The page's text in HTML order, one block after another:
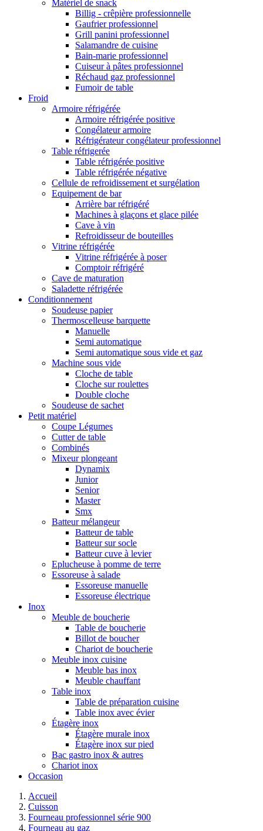
Matériel de snack
Billig - crêpière professionnelle
Gaufrier professionnel
Grill panini professionnel
Salamandre de cuisine
Bain-marie professionnel
Cuiseur à pâtes professionnel
Réchaud gaz professionnel
Fumoir de table
Froid
Armoire réfrigérée
Armoire réfrigérée positive
Congélateur armoire
Réfrigérateur congélateur professionnel
Table réfrigerée
Table réfrigérée positive
Table réfrigérée négative
Cellule de refroidissement et surgélation
Equipement de bar
Arrière bar réfrigéré
Machines à glaçons et glace pilée
Cave à vin
Refroidisseur de bouteilles
Vitrine réfrigérée
Vitrine réfrigérée à poser
Comptoir réfrigéré
Cave de maturation
Saladette réfrigérée
Conditionnement
Soudeuse papier
Thermoscelleuse barquette
Manuelle
Semi automatique
Semi automatique sous vide et gaz
Machine sous vide
Cloche de table
Cloche sur roulettes
Double cloche
Soudeuse de sachet
Petit matériel
Coupe Légumes
Cutter de table
Combinés
Mixeur plongeant
Dynamix
Junior
Senior
Master
Smx
Batteur mélangeur
Batteur de table
Batteur sur socle
Batteur cuve à levier
Eplucheuse à pomme de terre
Essoreuse à salade
Essoreuse manuelle
Essoreuse électrique
Inox
Meuble de boucherie
Table de boucherie
Billot de boucher
Chariot de boucherie
Meuble inox cuisine
Meuble bas inox
Meuble chauffant
Table inox
Table de préparation cuisine
Table inox avec évier
Étagère inox
Étagère murale inox
Étagère inox sur pied
Bac gastro inox & autres
Chariot inox
Occasion
Accueil
Cuisson
Fourneau professionnel série 900
Fourneau au gaz